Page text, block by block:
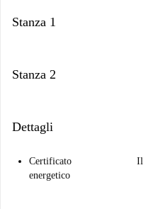
Stanza 1
Stanza 2
Dettagli
Certificato
energetico
Il